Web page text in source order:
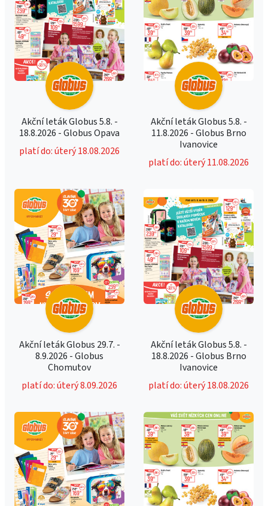
Akční leták Globus 5.8. -
18.8.2026 - Globus Opava
platí do: úterý 18.08.2026
Akční leták Globus 5.8. -
11.8.2026 - Globus Brno
Ivanovice
platí do: úterý 11.08.2026
Akční leták Globus 29.7. -
8.9.2026 - Globus
Chomutov
platí do: úterý 8.09.2026
Akční leták Globus 5.8. -
18.8.2026 - Globus Brno
Ivanovice
platí do: úterý 18.08.2026